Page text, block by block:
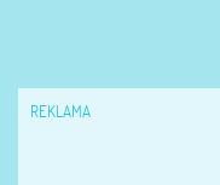
REKLAMA